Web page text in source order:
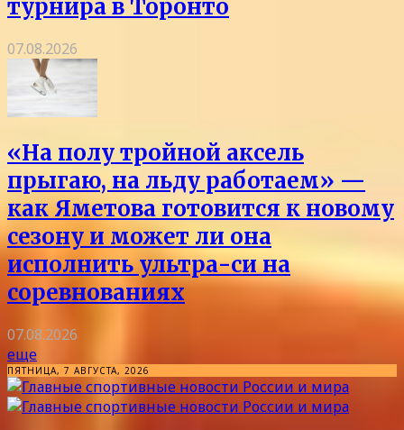
турнира в Торонто
07.08.2026
«На полу тройной аксель
прыгаю, на льду работаем» —
как Яметова готовится к новому
сезону и может ли она
исполнить ультра-си на
соревнованиях
07.08.2026
еще
ПЯТНИЦА, 7 АВГУСТА, 2026